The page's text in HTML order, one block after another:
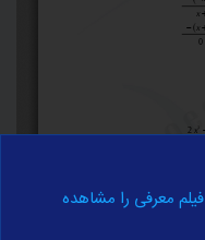
معرفی را مشاهده